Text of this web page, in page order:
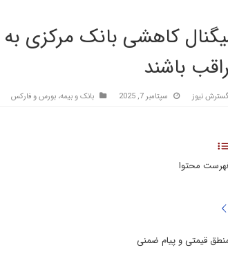
کاهشی بانک مرکزی
باشند
گسترش نیوز سپتامبر 7, 2025 بانک و بیمه، بورس و فارکس
محتوا
قیمتی و پیام ضمنی